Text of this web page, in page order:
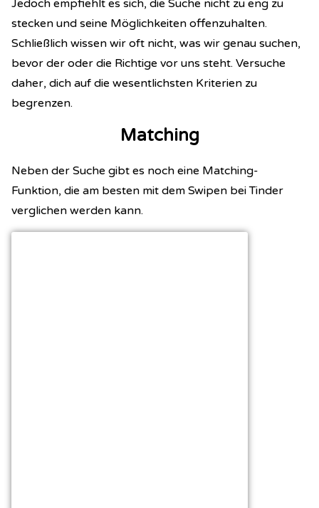
Jedoch empfiehlt es sich, die Suche nicht zu eng zu
stecken und seine Möglichkeiten offenzuhalten.
Schließlich wissen wir oft nicht, was wir genau suchen,
bevor der oder die Richtige vor uns steht. Versuche
daher, dich auf die wesentlichsten Kriterien zu
begrenzen.
Matching
Neben der Suche gibt es noch eine Matching-
Funktion, die am besten mit dem Swipen bei Tinder
verglichen werden kann.